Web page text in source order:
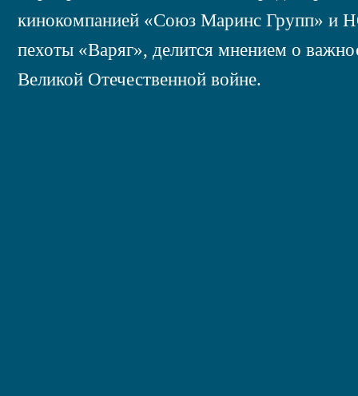
кинокомпанией «Союз Маринс Групп» и
пехоты «Варяг», делится мнением о
Великой Отечественной войне.